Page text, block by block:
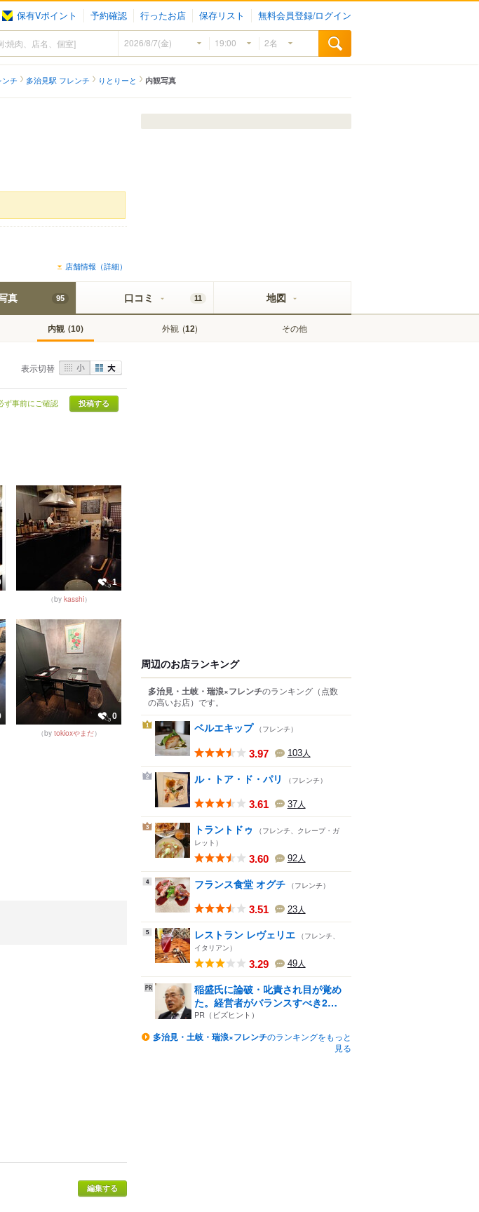
保有Vポイント 予約確認 行ったお店 保存リスト 無料会員登録/ログイン
チ 多治見駅 フレンチ りとりーと 内観写真
店舗情報（詳細）
真 95
内観 (10) 外観 (12) その他
口コミ 11 地図
表示切替
ず事前にご確認
投稿する
1
（by kasshi）
0
（by tokioxやまだ）
編集する
周辺のお店ランキング
多治見・土岐・瑞浪×フレンチのランキング （点数
の高いお店） です。
1 ベルエキップ （フレンチ）
3.97 103人
2 ル・トア・ド・パリ （フレンチ）
3.61 37人
3 トラントドゥ
（フレンチ、クレープ・ガ
レット）
3.60 92人
4 フランス食堂 オグチ （フレンチ）
3.51 23人
5 レストラン レヴェリエ （フレンチ、
イタリアン）
3.29 49人
稲盛氏に論破・叱責され目が覚め
た。経営者がバランスすべき2
つ...
PR（ビズヒント）
多治見・土岐・瑞浪×フレンチのランキングをもっと
見る